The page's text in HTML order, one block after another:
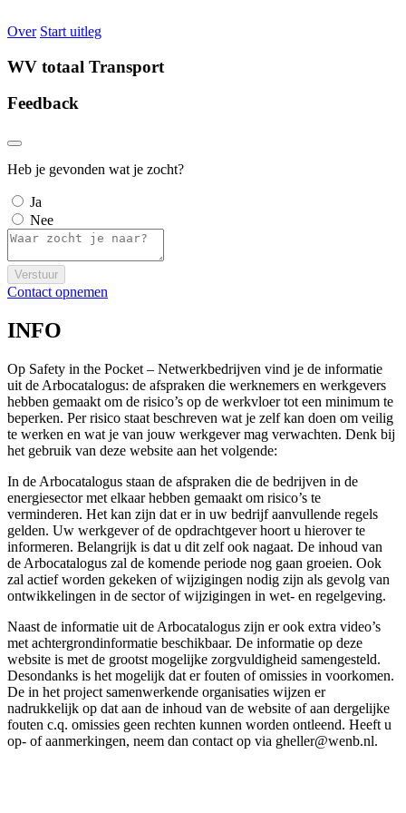
Over Start uitleg
WV totaal Transport
Feedback
Heb je gevonden wat je zocht?
Ja
Nee
Verstuur
Contact opnemen
INFO
Op Safety in the Pocket – Netwerkbedrijven vind je de informatie
uit de Arbocatalogus: de afspraken die werknemers en werkgevers
hebben gemaakt om de risico’s op de werkvloer tot een minimum te
beperken. Per risico staat beschreven wat je zelf kan doen om veilig
te werken en wat je van jouw werkgever mag verwachten. Denk bij
het gebruik van deze website aan het volgende:
In de Arbocatalogus staan de afspraken die de bedrijven in de
energiesector met elkaar hebben gemaakt om risico’s te
verminderen. Het kan zijn dat er in uw bedrijf aanvullende regels
gelden. Uw werkgever of de opdrachtgever hoort u hierover te
informeren. Belangrijk is dat u dit zelf ook nagaat. De inhoud van
de Arbocatalogus zal de komende periode nog gaan groeien. Ook
zal actief worden gekeken of wijzigingen nodig zijn als gevolg van
ontwikkelingen in de sector of wijzigingen in wet- en regelgeving.
Naast de informatie uit de Arbocatalogus zijn er ook extra video’s
met achtergrondinformatie beschikbaar. De informatie op deze
website is met de grootst mogelijke zorgvuldigheid samengesteld.
Desondanks is het mogelijk dat er fouten of omissies in voorkomen.
De in het project samenwerkende organisaties wijzen er
nadrukkelijk op dat aan de inhoud van de website of aan dergelijke
fouten c.q. omissies geen rechten kunnen worden ontleend. Heeft u
op- of aanmerkingen, neem dan contact op via gheller@wenb.nl.